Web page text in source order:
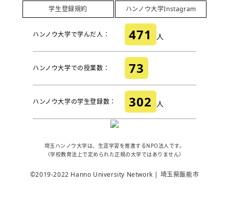
学生登録規約 ハンノウ大学Instagram
ハンノウ大学で学んだ人： 471 人
ハンノウ大学での授業数： 73
ハンノウ大学の学生登録数： 302 人
埼玉ハンノウ大学は、生涯学習を推進するNPO法人です。
（学校教育法上で定められた正規の大学ではありません）
©2019-2022 Hanno University Network | 埼玉県飯能市